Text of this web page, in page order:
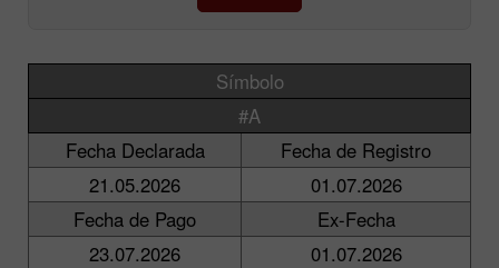
Símbolo
#A
Fecha Declarada
Fecha de Registro
21.05.2026
01.07.2026
Fecha de Pago
Ex-Fecha
23.07.2026
01.07.2026